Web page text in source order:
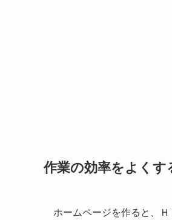
作業の効率をよくす
ホームページを作ると、Ｈ